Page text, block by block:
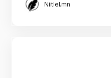
Niitlel.mn